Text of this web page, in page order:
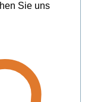
Sie uns